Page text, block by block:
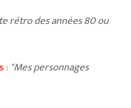
rétro des années 80 ou
: "Mes personnages